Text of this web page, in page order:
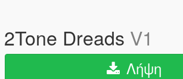
2Tone Dreads V1
Λήψη